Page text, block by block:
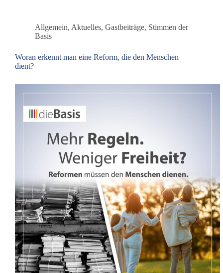
August
in
Allgemein, Aktuelles, Gastbeiträge, Stimmen der
Basis
Woran erkennt man eine Reform, die den Menschen
dient?